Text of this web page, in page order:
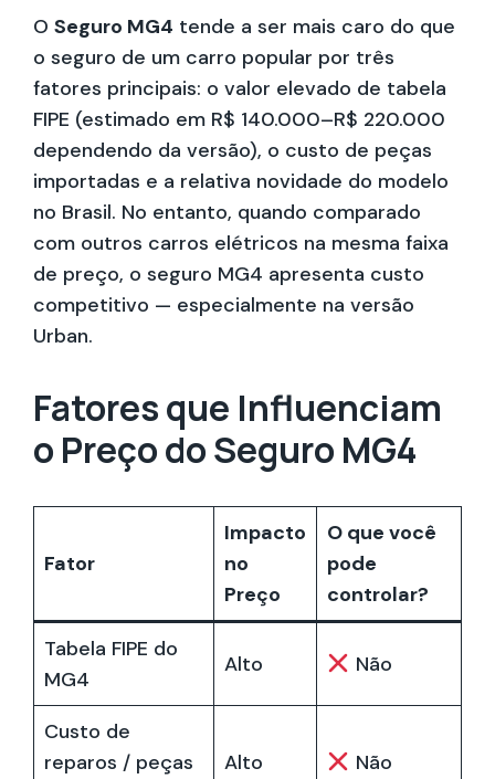
O Seguro MG4 tende a ser mais caro do que
o seguro de um carro popular por três
fatores principais: o valor elevado de tabela
FIPE (estimado em R$ 140.000–R$ 220.000
dependendo da versão), o custo de peças
importadas e a relativa novidade do modelo
no Brasil. No entanto, quando comparado
com outros carros elétricos na mesma faixa
de preço, o seguro MG4 apresenta custo
competitivo — especialmente na versão
Urban.
Fatores que Influenciam
o Preço do Seguro MG4
Fator
Impacto
no
Preço
O que você
pode
controlar?
Tabela FIPE do
MG4
Alto Não
Custo de
reparos / peças
Alto Não